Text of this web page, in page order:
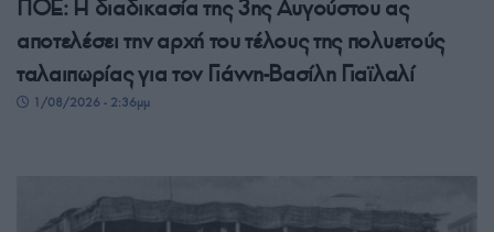
ΠΟΕ: Η διαδικασία της 3ης Αυγούστου ας
αποτελέσει την αρχή του τέλους της πολυετούς
ταλαιπωρίας για τον Γιάννη-Βασίλη Γιαϊλαλί
1/08/2026 - 2:36μμ